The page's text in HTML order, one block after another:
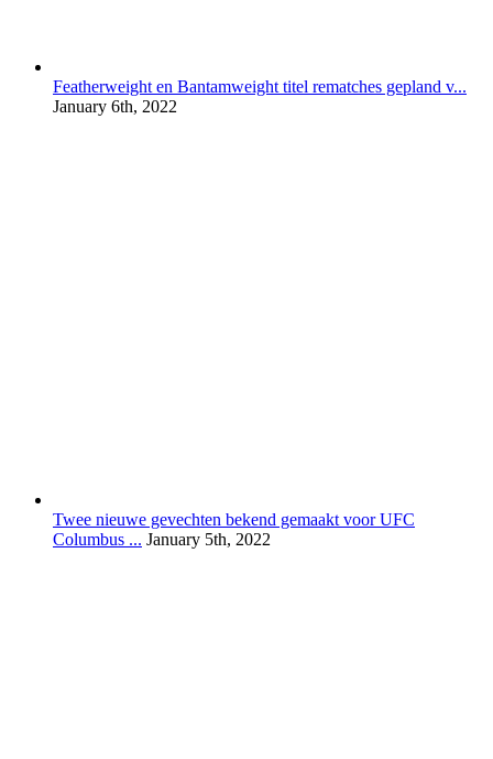
Featherweight en Bantamweight titel rematches gepland v...
January 6th, 2022
Twee nieuwe gevechten bekend gemaakt voor UFC
Columbus ... January 5th, 2022